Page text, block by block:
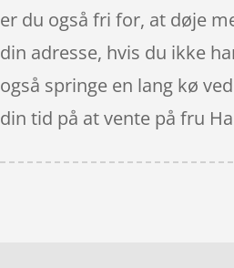
er du også fri for, at døje
din adresse, hvis du ikke
også springe en lang kø
din tid på at vente på fru